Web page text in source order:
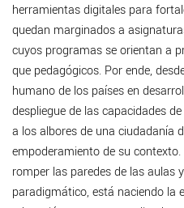
herramientas digitales para
quedan marginados a
cuyos programas se orientan a
que pedagógicos. Por ende,
humano de los países en
despliegue de las capacidades
a los albores de una ciudadanía
empoderamiento de su
romper las paredes de las aulas
paradigmático, está naciendo la